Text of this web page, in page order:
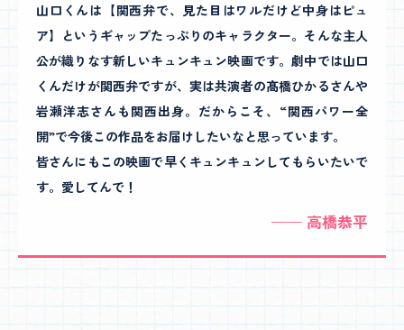
山口くんは【関西弁で、見た目はワルだけど中身はピュ
ア】というギャップたっぷりのキャラクター。そんな主人
公が織りなす新しいキュンキュン映画です。劇中では山口
くんだけが関西弁ですが、実は共演者の髙橋ひかるさんや
岩瀬洋志さんも関西出身。だからこそ、“関西パワー全
開”で今後この作品をお届けしたいなと思っています。
皆さんにもこの映画で早くキュンキュンしてもらいたいで
す。愛してんで！
—— 高橋恭平